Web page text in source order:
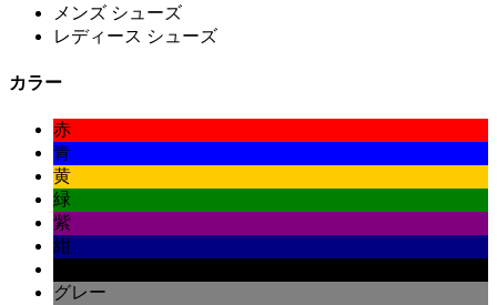
メンズ シューズ
レディース シューズ
カラー
赤
青
黄
緑
紫
紺
グレー